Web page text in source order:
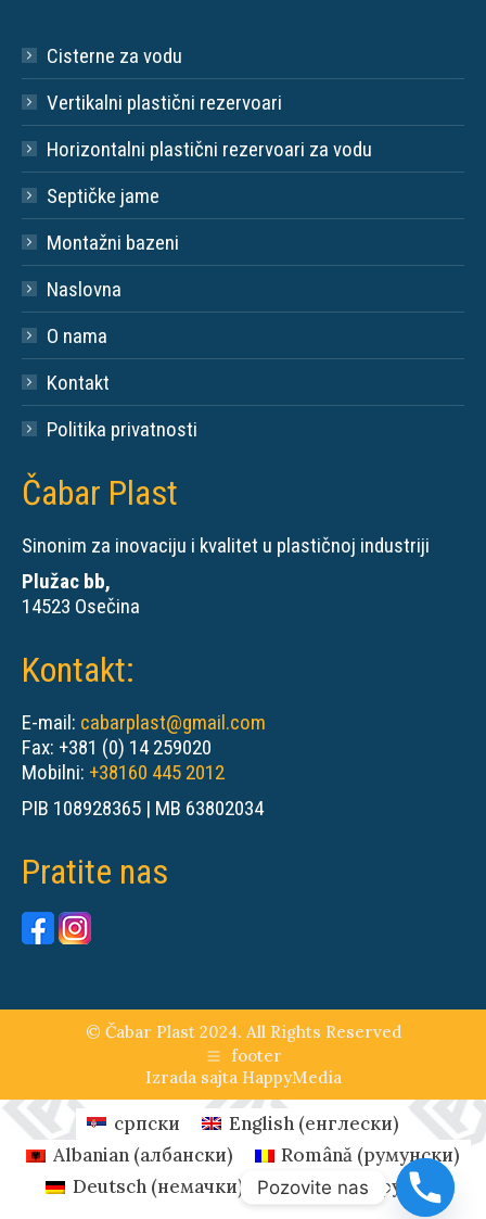
Cisterne za vodu
Vertikalni plastični rezervoari
Horizontalni plastični rezervoari za vodu
Septičke jame
Montažni bazeni
Naslovna
O nama
Kontakt
Politika privatnosti
Čabar Plast
Sinonim za inovaciju i kvalitet u plastičnoj industriji
Plužac bb,
14523 Osečina
Kontakt:
E-mail: cabarplast@gmail.com
Fax: +381 (0) 14 259020
Mobilni: +38160 445 2012
PIB 108928365 | MB 63802034
Pratite nas
© Čabar Plast 2024. All Rights Reserved
footer
Izrada sajta HappyMedia
српски English(енглески)
Albanian(албански) Română (румунски)
Deutsch (немачки) Русский руски)
Pozovite nas